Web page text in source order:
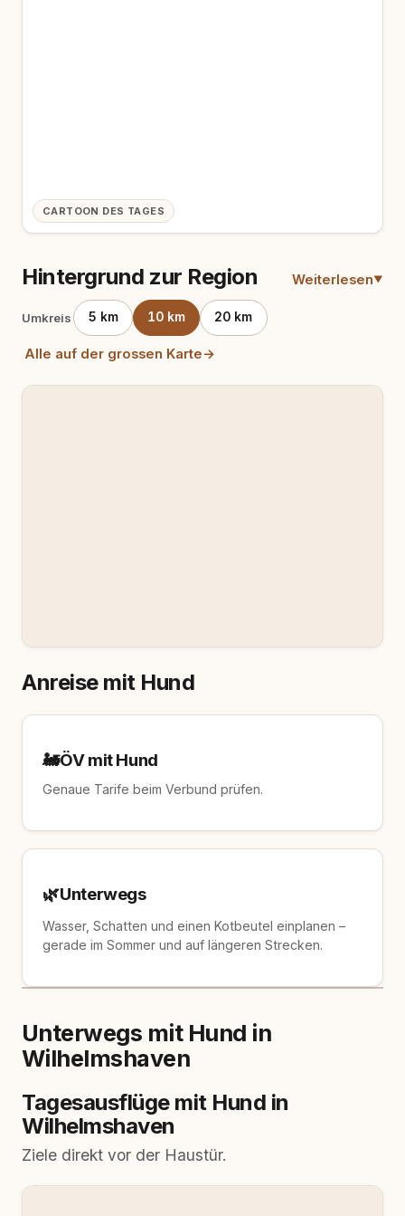
Hintergrund zur Region Weiterlesen
CARTOON DES TAGES
Umkreis 5 km 10 km 20 km
Alle auf der grossen Karte→
Anreise mit Hund
🚂ÖV mit Hund
Genaue Tarife beim Verbund prüfen.
🌿Unterwegs
Wasser, Schatten und einen Kotbeutel einplanen –
gerade im Sommer und auf längeren Strecken.
Unterwegs mit Hund in
Wilhelmshaven
Tagesausflüge mit Hund in
Wilhelmshaven
Ziele direkt vor der Haustür.